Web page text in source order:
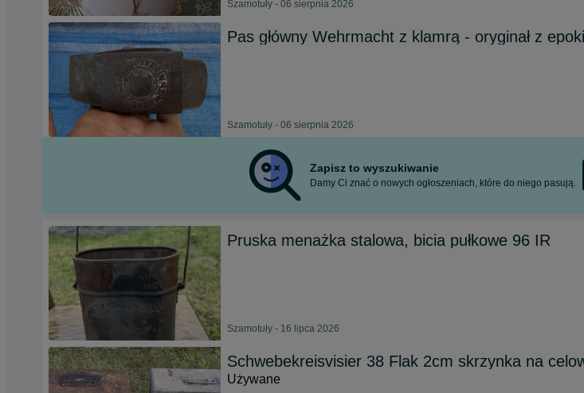
Szamotuły - 06 sierpnia 2026
Pas główny Wehrmacht z klamrą - oryginał z epoki
Szamotuły - 06 sierpnia 2026
Zapisz to wyszukiwanie
Damy Ci znać o nowych ogłoszeniach, które do niego pasują.
Pruska menażka stalowa, bicia pułkowe 96 IR
Szamotuły - 16 lipca 2026
Schwebekreisvisier 38 Flak 2cm skrzynka na
Używane